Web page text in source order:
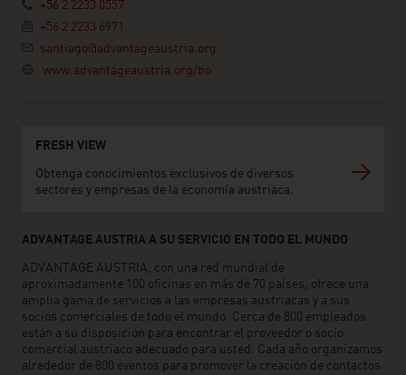
+56 2 2233 0557
+56 2 2233 6971
santiago@advantageaustria.org
www.advantageaustria.org/bo
FRESH VIEW
Obtenga conocimientos exclusivos de diversos
sectores y empresas de la economía austriaca.
ADVANTAGE AUSTRIA A SU SERVICIO EN TODO EL MUNDO
ADVANTAGE AUSTRIA, con una red mundial de
aproximadamente 100 oficinas en más de 70 países, ofrece una
amplia gama de servicios a las empresas austriacas y a sus
socios comerciales de todo el mundo. Cerca de 800 empleados
están a su disposición para encontrar el proveedor o socio
comercial austriaco adecuado para usted. Cada año organizamos
alrededor de 800 eventos para promover la creación de contactos